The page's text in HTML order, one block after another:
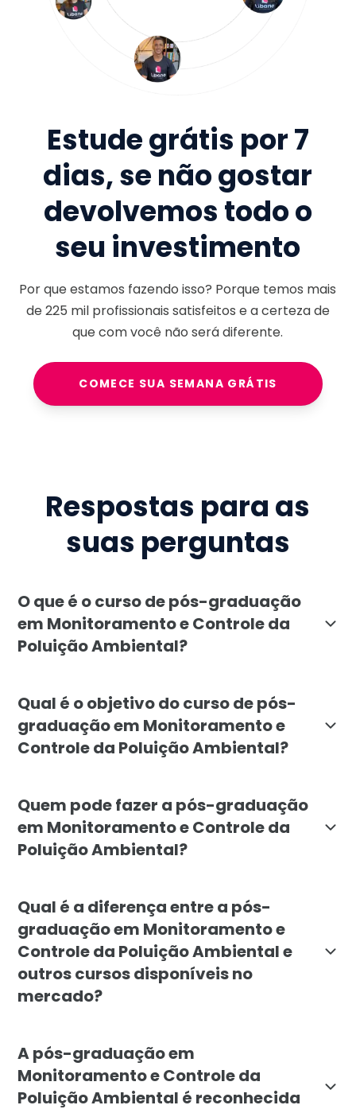
Estude grátis por 7
dias, se não gostar
devolvemos todo o
seu investimento
Por que estamos fazendo isso? Porque temos mais
de225 milprofissionais satisfeitos e a certeza de
que com você não será diferente.
COMECE SUA SEMANA GRÁTIS
Respostas para as
suas perguntas
O que é o curso de pós-graduação
em Monitoramento e Controle da
Poluição Ambiental?
Qual é o objetivo do curso de pós-
graduação em Monitoramento e
Controle da Poluição Ambiental?
Quem pode fazer a pós-graduação
em Monitoramento e Controle da
Poluição Ambiental?
Qual é a diferença entre a pós-
graduação em Monitoramento e
Controle da Poluição Ambiental e
outros cursos disponíveis no
mercado?
A pós-graduação em
Monitoramento e Controle da
Poluição Ambiental é reconhecida